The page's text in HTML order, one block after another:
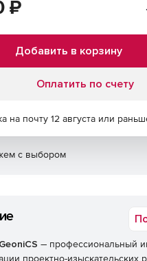
– профессиональный
проектно-изыскательских
₽
Добавить в корзину
Оплатить по счету
на почту 12 августа или
с выбором